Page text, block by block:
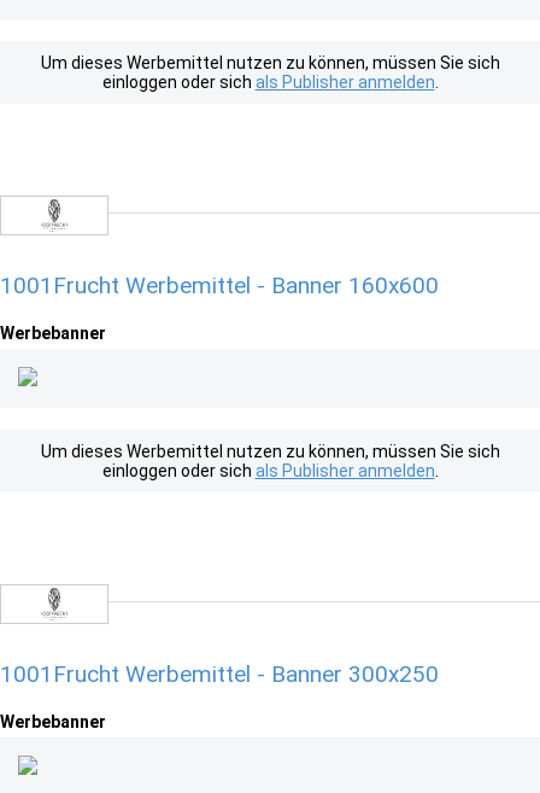
Um dieses Werbemittel nutzen zu können, müssen Sie sich
einloggen oder sich als Publisher anmelden
1001Frucht Werbemittel - Banner 160x600
Werbebanner
Um dieses Werbemittel nutzen zu können, müssen Sie sich
einloggen oder sich als Publisher anmelden
1001Frucht Werbemittel - Banner 300x250
Werbebanner